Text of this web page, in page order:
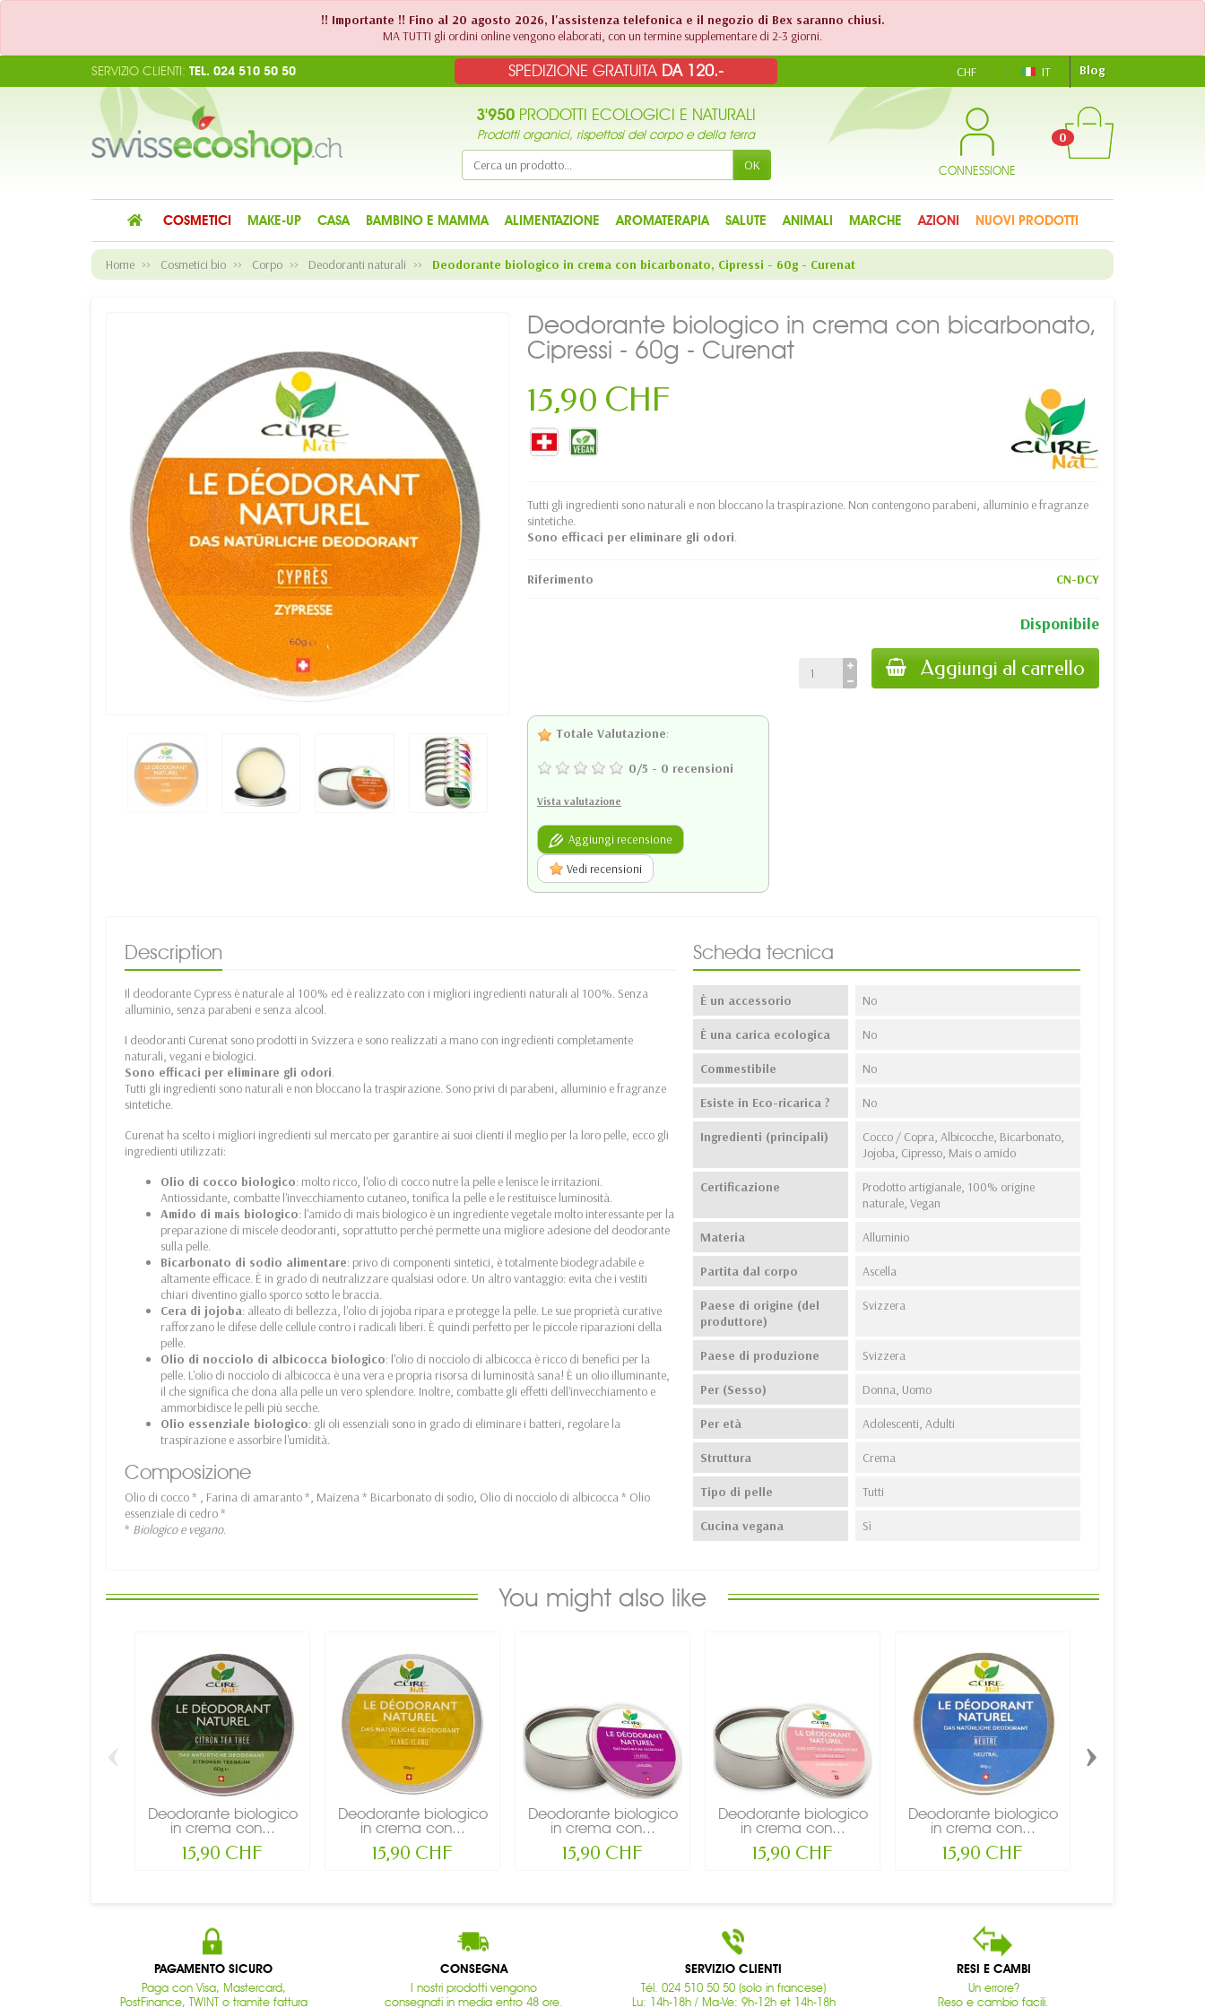
!! Importante !! Fino al 20 agosto 2026, l'assistenza telefonica e il negozio di Bex saranno chiusi.
MA TUTTI gli ordini online vengono elaborati, con un termine supplementare di 2-3 giorni.
SPEDIZIONE GRATUITA DA 120.-
SERVIZIO CLIENTI: TEL. 024 510 50 50 CHF IT Blog
3'950 PRODOTTI ECOLOGICI E NATURALI
Prodotti organici, rispettosi del corpo e della terra
OK CONNESSIONE
0
COSMETICI MAKE-UP CASA BAMBINO E MAMMA ALIMENTAZIONE AROMATERAPIA SALUTE ANIMALI MARCHE AZIONI NUOVI PRODOTTI
Home Cosmetici bio Corpo Deodoranti naturali Deodorante biologico in crema con bicarbonato, Cipressi - 60g - Curenat
Deodorante biologico in crema con bicarbonato,
Cipressi - 60g - Curenat
15,90 CHF
Tutti gli ingredienti sono naturali e non bloccano la traspirazione. Non contengono parabeni, alluminio e fragranze
sintetiche.
Sono efficaci per eliminare gli odori.
Riferimento CN-DCY
Disponibile
Aggiungi al carrello
Totale Valutazione:
0/5 - 0 recensioni
Vista valutazione
Aggiungi recensione
Vedi recensioni
Description
Il deodorante Cypress è naturale al 100% ed è realizzato con i migliori ingredienti naturali al 100%. Senza
alluminio, senza parabeni e senza alcool.
I deodoranti Curenat sono prodotti in Svizzera e sono realizzati a mano con ingredienti completamente
naturali, vegani e biologici.
Sono efficaci per eliminare gli odori
Tutti gli ingredienti sono naturali e non bloccano la traspirazione. Sono privi di parabeni, alluminio e fragranze
sintetiche.
Curenat ha scelto i migliori ingredienti sul mercato per garantire ai suoi clienti il meglio per la loro pelle, ecco gli
ingredienti utilizzati:
Olio di cocco biologico: molto ricco, l'olio di cocco nutre la pelle e lenisce le irritazioni.
Antiossidante, combatte l'invecchiamento cutaneo, tonifica la pelle e le restituisce luminosità.
Amido di mais biologico: l'amido di mais biologico è un ingrediente vegetale molto interessante per la
preparazione di miscele deodoranti, soprattutto perché permette una migliore adesione del deodorante
sulla pelle.
Bicarbonato di sodio alimentare: privo di componenti sintetici, è totalmente biodegradabile e
altamente efficace. È in grado di neutralizzare qualsiasi odore. Un altro vantaggio: evita che i vestiti
chiari diventino giallo sporco sotto le braccia.
Cera di jojoba: alleato di bellezza, l'olio di jojoba ripara e protegge la pelle. Le sue proprietà curative
rafforzano le difese delle cellule contro i radicali liberi. È quindi perfetto per le piccole riparazioni della
pelle.
Olio di nocciolo di albicocca biologico: l'olio di nocciolo di albicocca è ricco di benefici per la
pelle. L'olio di nocciolo di albicocca è una vera e propria risorsa di luminosità sana! È un olio illuminante,
il che significa che dona alla pelle un vero splendore. Inoltre, combatte gli effetti dell'invecchiamento e
ammorbidisce le pelli più secche.
Olio essenziale biologico: gli oli essenziali sono in grado di eliminare i batteri, regolare la
traspirazione e assorbire l'umidità.
Composizione
Olio di cocco * , Farina di amaranto *, Maïzena * Bicarbonato di sodio, Olio di nocciolo di albicocca * Olio
essenziale di cedro *
* Biologico e vegano.
Scheda tecnica
È un accessorio No
È una carica ecologica No
Commestibile No
Esiste in Eco-ricarica ? No
Ingredienti (principali)
Cocco / Copra, Albicocche, Bicarbonato,
Jojoba, Cipresso, Mais o amido
Certificazione
Prodotto artigianale, 100% origine
naturale, Vegan
Materia Alluminio
Partita dal corpo Ascella
Paese di origine (del
produttore)
Svizzera
Paese di produzione Svizzera
Per (Sesso) Donna, Uomo
Per età Adolescenti, Adulti
Struttura Crema
Tipo di pelle Tutti
Cucina vegana Sì
You might also like
Deodorante biologico
in crema con...
15,90 CHF
Deodorante biologico
in crema con...
15,90 CHF
Deodorante biologico
in crema con...
15,90 CHF
Deodorante biologico
in crema con...
15,90 CHF
Deodorante biologico
in crema con...
15,90 CHF
‹ ›
PAGAMENTO SICURO
Paga con Visa, Mastercard,
PostFinance, TWINT o tramite fattura
CONSEGNA
I nostri prodotti vengono
consegnati in media entro 48 ore.
SERVIZIO CLIENTI
Tél. 024 510 50 50 (solo in francese)
Lu: 14h-18h / Ma-Ve: 9h-12h et 14h-18h
RESI E CAMBI
Un errore?
Reso e cambio facili.